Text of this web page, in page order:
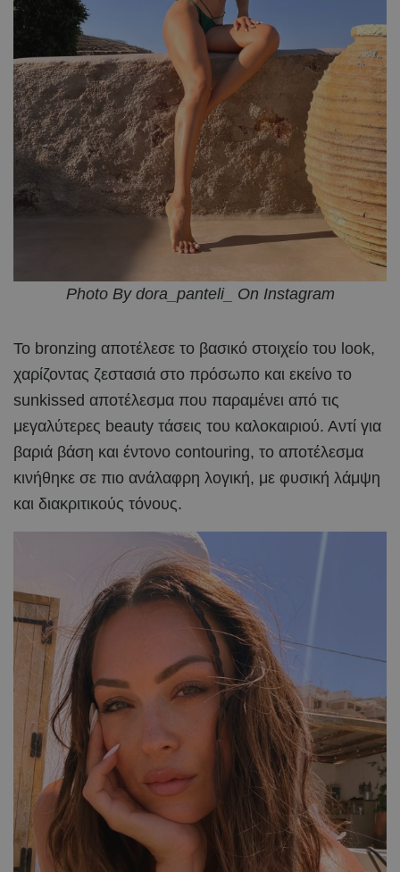
Photo By dora_panteli_ On Instagram
Το bronzing αποτέλεσε το βασικό στοιχείο του look,
χαρίζοντας ζεστασιά στο πρόσωπο και εκείνο το
sunkissed αποτέλεσμα που παραμένει από τις
μεγαλύτερες beauty τάσεις του καλοκαιριού. Αντί για
βαριά βάση και έντονο contouring, το αποτέλεσμα
κινήθηκε σε πιο ανάλαφρη λογική, με φυσική λάμψη
και διακριτικούς τόνους.